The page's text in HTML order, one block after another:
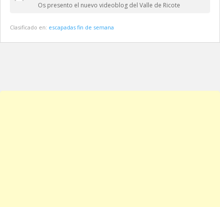
Os presento el nuevo videoblog del Valle de Ricote
Clasificado en: escapadas fin de semana